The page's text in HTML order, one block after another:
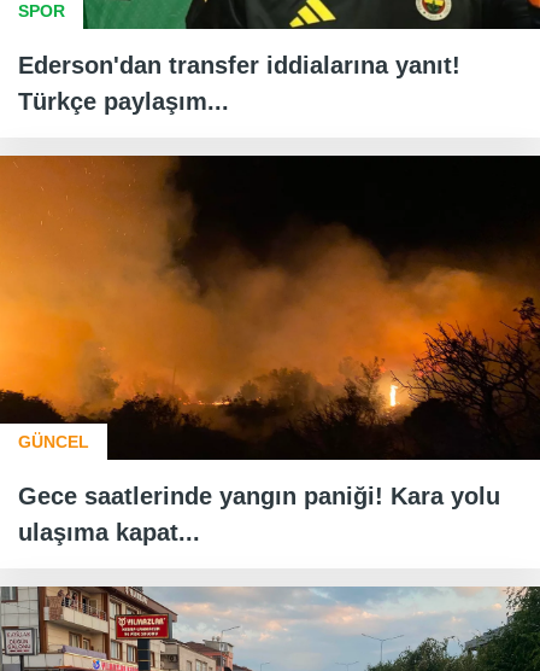
SPOR
Ederson'dan transfer iddialarına yanıt!
Türkçe paylaşım...
GÜNCEL
Gece saatlerinde yangın paniği! Kara yolu
ulaşıma kapat...